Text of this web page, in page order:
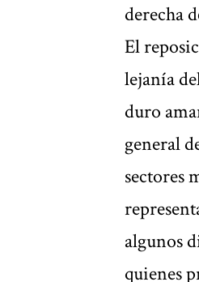
derecha
El
lejanía
duro
general
sectores
algunos
quienes